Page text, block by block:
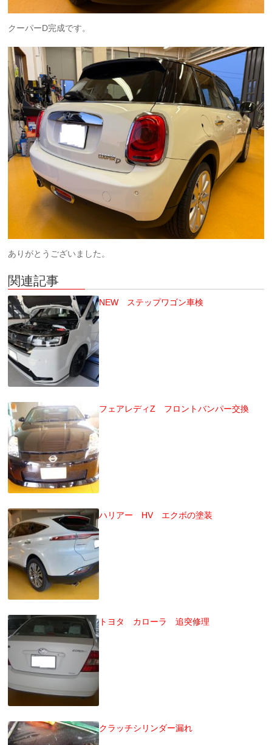
クーパーD完成です。
ありがとうございました。
関連記事
NEW ステップワゴン車検
フェアレディZ フロントバンパー交換
ハリアー HV エクボの塗装
トヨタ カローラ 追突修理
クラッチシリンダー漏れ